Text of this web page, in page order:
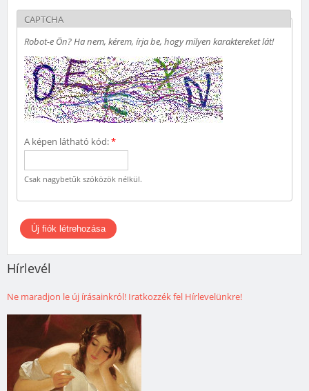
CAPTCHA
Robot-e Ön? Ha nem, kérem, írja be, hogy milyen karaktereket lát!
A képen látható kód:*
Csak nagybetűk szóközök nélkül.
Hírlevél
Ne maradjon le új írásainkról! Iratkozzék fel Hírlevelünkre!